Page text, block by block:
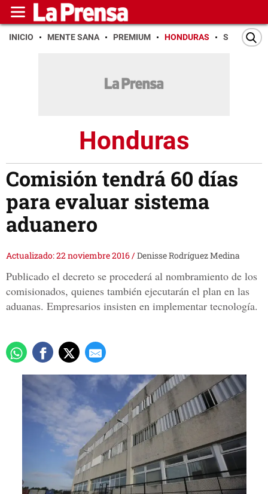
INICIO MENTE SANA PREMIUM HONDURAS SAN PEDRO
Honduras
Comisión tendrá 60 días
para evaluar sistema
aduanero
Actualizado: 22 noviembre 2016/Denisse Rodríguez Medina
Publicado el decreto se procederá al nombramiento de los
comisionados, quienes también ejecutarán el plan en las
aduanas. Empresarios insisten en implementar tecnología.